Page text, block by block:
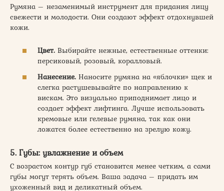
Румяна – незаменимый инструмент для придания лицу
свежести и молодости. Они создают эффект отдохнувшей
кожи.
Цвет. Выбирайте нежные, естественные оттенки:
персиковый, розовый, коралловый.
Нанесение. Наносите румяна на «яблочки» щек и
слегка растушевывайте по направлению к
вискам. Это визуально приподнимает лицо и
создает эффект лифтинга. Лучше использовать
кремовые или гелевые румяна, так как они
ложатся более естественно на зрелую кожу.
5. Губы: увлажнение и объем
С возрастом контур губ становится менее четким, а сами
губы могут терять объем. Ваша задача – придать им
ухоженный вид и деликатный объем.